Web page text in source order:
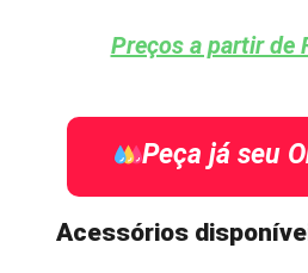
Preços a partir de
Peça já seu
Acessórios